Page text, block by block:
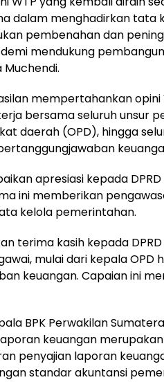
dalam menghadirkan tata
pembenahan dan
mendukung
mempertahankan
bersama seluruh unsur
daerah (OPD), hingga
apresiasi kepada
ini memberikan
kelola pemerintahan.
terima kasih kepada DPRD
mulai dari kepala OPD
keuangan. Capaian ini
BPK Perwakilan
keuangan
penyajian laporan
standar akuntansi